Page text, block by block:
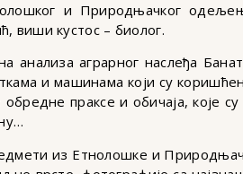
и Природњачког
виши кустос – биолог.
анализа аграрног наслеђа
и машинама који су
праксе и обичаја, које
из Етнолошке и